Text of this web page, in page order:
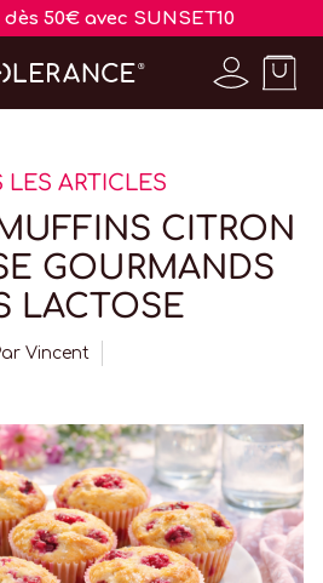
50€ avec SUNSET10
LES ARTICLES
CITRON
GOURMANDS
LACTOSE
Vincent